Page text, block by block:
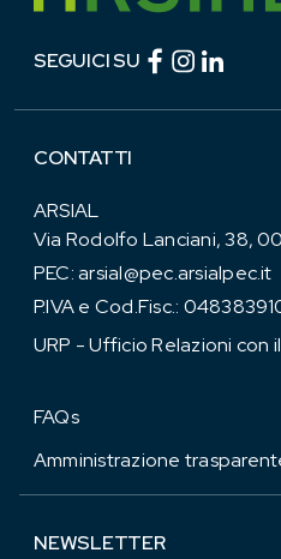
SEGUICI SU Facebook
CONTATTI
ARSIAL
Via Rodolfo Lanciani, 38,
PEC:arsial@pec.arsialpec.it
P.IVA e Cod.Fisc.:
URP - Ufficio Relazioni con
FAQs
Amministrazione
NEWSLETTER